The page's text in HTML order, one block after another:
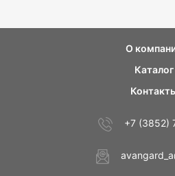
О
Каталог
+7 (3852)